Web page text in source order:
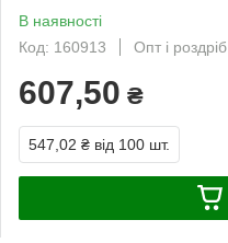
В наявності
Код: 160913
Опт і роздріб
607,50 ₴
547,02 ₴ від 100 шт.